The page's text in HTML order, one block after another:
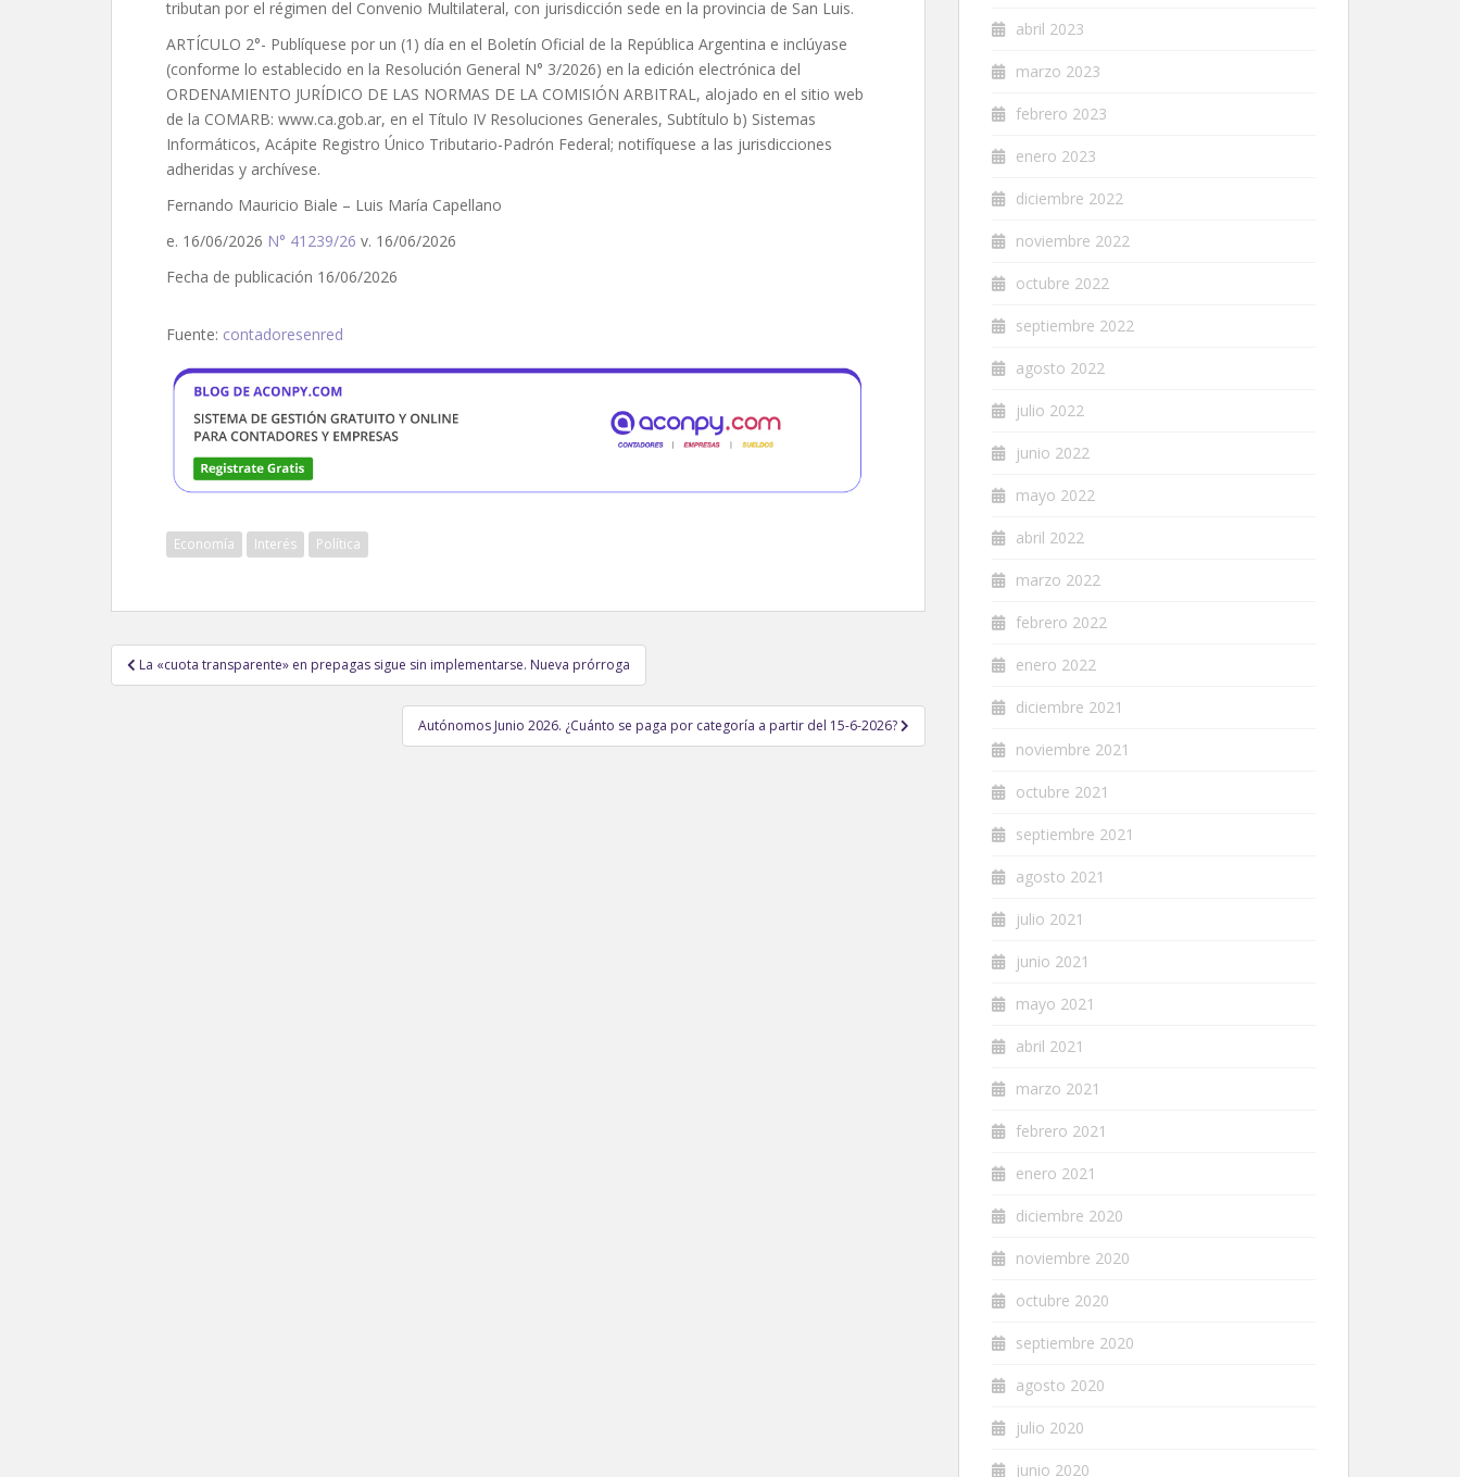
tributan por el régimen del Convenio Multilateral, con jurisdicción sede en la provincia de San Luis.
ARTÍCULO 2°- Publíquese por un (1) día en el Boletín Oficial de la República Argentina e inclúyase
(conforme lo establecido en la Resolución General N° 3/2026) en la edición electrónica del
ORDENAMIENTO JURÍDICO DE LAS NORMAS DE LA COMISIÓN ARBITRAL, alojado en el sitio web
de la COMARB: www.ca.gob.ar, en el Título IV Resoluciones Generales, Subtítulo b) Sistemas
Informáticos, Acápite Registro Único Tributario-Padrón Federal; notifíquese a las jurisdicciones
adheridas y archívese.
Fernando Mauricio Biale – Luis María Capellano
e. 16/06/2026 N° 41239/26 v. 16/06/2026
Fecha de publicación 16/06/2026
Fuente: contadoresenred
Economía Interés Política
Navegación
de
La «cuota transparente» en prepagas sigue sin implementarse. Nueva prórroga
Autónomos Junio 2026. ¿Cuánto se paga por categoría a partir del 15-6-2026?
abril 2023
marzo 2023
febrero 2023
enero 2023
diciembre 2022
noviembre 2022
octubre 2022
septiembre 2022
agosto 2022
julio 2022
junio 2022
mayo 2022
abril 2022
marzo 2022
febrero 2022
enero 2022
diciembre 2021
noviembre 2021
octubre 2021
septiembre 2021
agosto 2021
julio 2021
junio 2021
mayo 2021
abril 2021
marzo 2021
febrero 2021
enero 2021
diciembre 2020
noviembre 2020
octubre 2020
septiembre 2020
agosto 2020
julio 2020
junio 2020